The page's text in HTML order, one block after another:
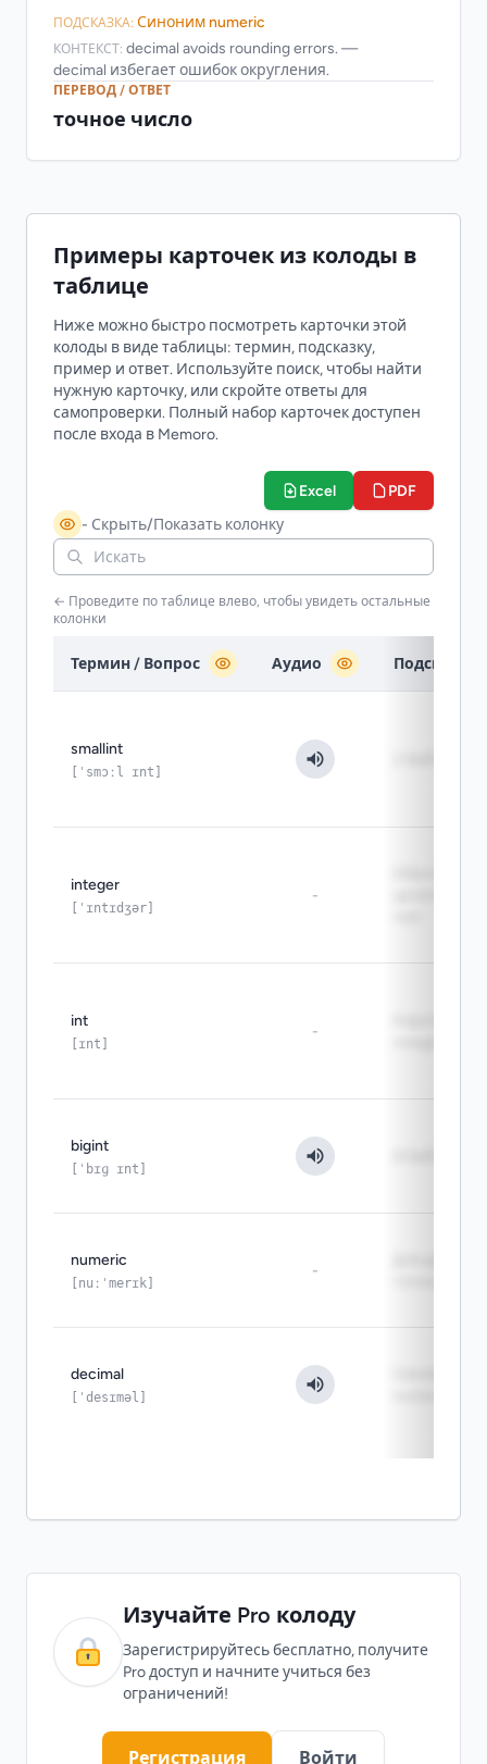
ПОДСКАЗКА: Синоним numeric
КОНТЕКСТ: decimal avoids rounding errors. —
decimal избегает ошибок округления.
ПЕРЕВОД / ОТВЕТ
точное число
Примеры карточек из колоды в
таблице
Ниже можно быстро посмотреть карточки этой
колоды в виде таблицы: термин, подсказку,
пример и ответ. Используйте поиск, чтобы найти
нужную карточку, или скройте ответы для
самопроверки. Полный набор карточек доступен
после входа в Memoro.
Excel PDF
- Скрыть/Показать колонку
← Проведите по таблице влево, чтобы увидеть остальные
колонки
Термин / Вопрос Аудио Подсказка
smallint
[ˈsmɔːl ɪnt]
integer
[ˈɪntɪdʒər]
-
int
[ɪnt]
-
bigint
[ˈbɪɡ ɪnt]
numeric
[nuːˈmerɪk]
-
decimal
[ˈdesɪməl]
Изучайте Pro колоду
Зарегистрируйтесь бесплатно, получите
Pro доступ и начните учиться без
ограничений!
Регистрация Войти